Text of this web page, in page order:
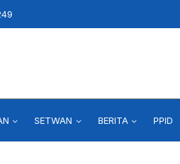
SETWAN BERITA PPID